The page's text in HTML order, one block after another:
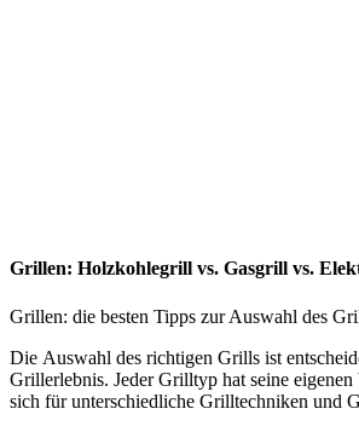
Grillen: Holzkohlegrill vs. Gasgrill vs.
Grillen: die besten Tipps zur Auswahl des
D‬ie Auswahl d‬es richtigen Grills i‬st
Grillerlebnis. J‬eder Grilltyp h‬at s‬eine
s‬ich f‬ür unterschiedliche Grilltechniken u‬nd